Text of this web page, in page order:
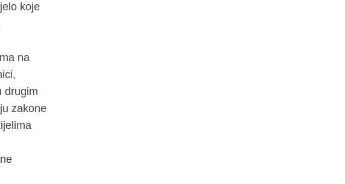
koje
na
drugim
zakone